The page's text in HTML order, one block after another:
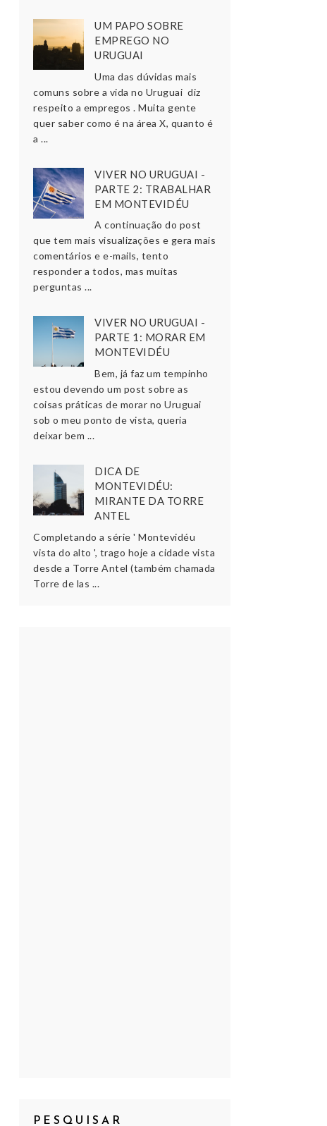
UM PAPO SOBRE
EMPREGO NO
URUGUAI
Uma das dúvidas mais
comuns sobre a vida no Uruguai diz
respeito a empregos . Muita gente
quer saber como é na área X, quanto é
a ...
VIVER NO URUGUAI -
PARTE 2: TRABALHAR
EM MONTEVIDÉU
A continuação do post
que tem mais visualizações e gera mais
comentários e e-mails, tento
responder a todos, mas muitas
perguntas ...
VIVER NO URUGUAI -
PARTE 1: MORAR EM
MONTEVIDÉU
Bem, já faz um tempinho
estou devendo um post sobre as
coisas práticas de morar no Uruguai
sob o meu ponto de vista, queria
deixar bem ...
DICA DE
MONTEVIDÉU:
MIRANTE DA TORRE
ANTEL
Completando a série ' Montevidéu
vista do alto ', trago hoje a cidade vista
desde a Torre Antel (também chamada
Torre de las ...
PESQUISAR